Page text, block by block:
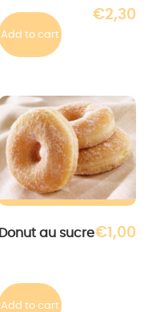
€2,30
Add to cart
Donut au sucre€1,00
Add to cart